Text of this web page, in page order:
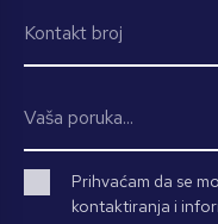
Prihvaćam da se
kontaktiranja i